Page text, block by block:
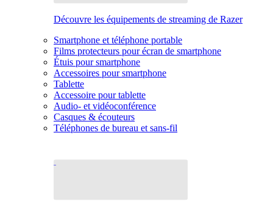
Découvre les équipements de streaming de Razer
Smartphone et téléphone portable
Films protecteurs pour écran de smartphone
Étuis pour smartphone
Accessoires pour smartphone
Tablette
Accessoire pour tablette
Audio- et vidéoconférence
Casques & écouteurs
Téléphones de bureau et sans-fil